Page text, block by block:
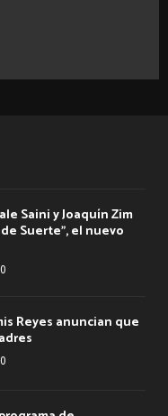
Saini y Joaquín Zim
Suerte”, el nuevo
0
Reyes anuncian que
0